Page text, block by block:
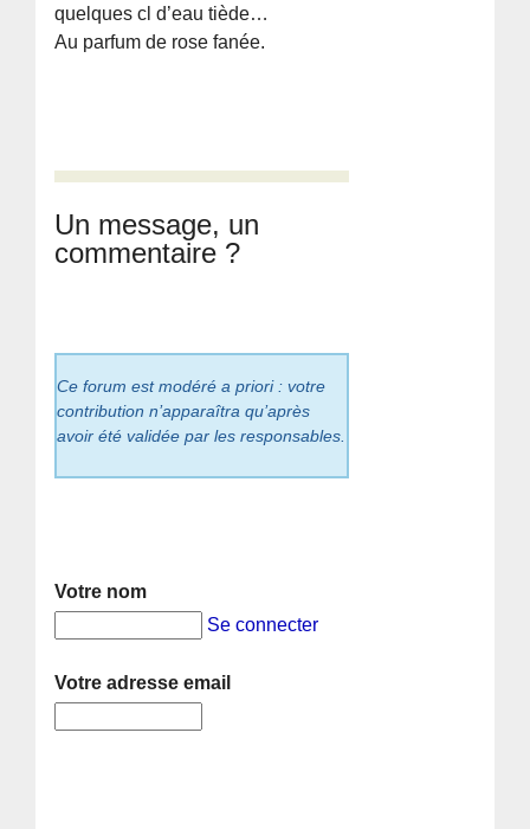
quelques cl d’eau tiède…
Au parfum de rose fanée.
Un message, un
commentaire ?
Ce forum est modéré a priori : votre
contribution n’apparaîtra qu’après
avoir été validée par les responsables.
Votre nom
Se connecter
Votre adresse email